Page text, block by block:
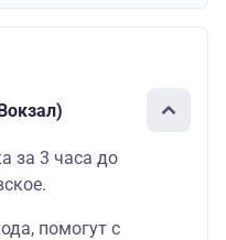
за 3 часа до
помогут с